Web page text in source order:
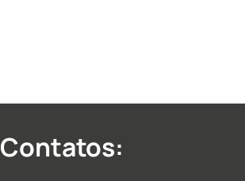
Contatos: